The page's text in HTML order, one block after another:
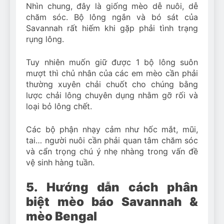
Nhìn chung, đây là giống mèo dễ nuôi, dễ
chăm sóc. Bộ lông ngắn và bó sát của
Savannah rất hiếm khi gặp phải tình trạng
rụng lông.
Tuy nhiên muốn giữ được 1 bộ lông suôn
mượt thì chủ nhân của các em mèo cần phải
thường xuyên chải chuốt cho chúng bằng
lược chải lông chuyên dụng nhằm gỡ rối và
loại bỏ lông chết.
Các bộ phận nhạy cảm như hốc mắt, mũi,
tai… người nuôi cần phải quan tâm chăm sóc
và cẩn trọng chú ý nhẹ nhàng trong vấn đề
vệ sinh hàng tuần.
5. Hướng dẫn cách phân
biệt mèo báo Savannah &
mèo Bengal